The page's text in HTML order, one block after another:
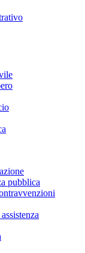
pubblica